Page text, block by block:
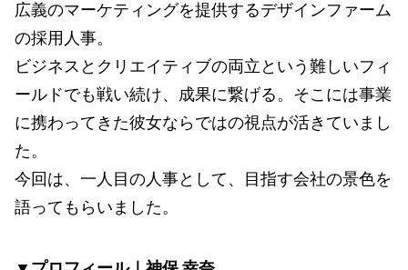
広義のマーケティングを提供するデザインファーム
の採用人事。
ビジネスとクリエイティブの両立という難しいフィ
ールドでも戦い続け、成果に繋げる。そこには事業
に携わってきた彼女ならではの視点が活きていまし
た。
今回は、一人目の人事として、目指す会社の景色を
語ってもらいました。